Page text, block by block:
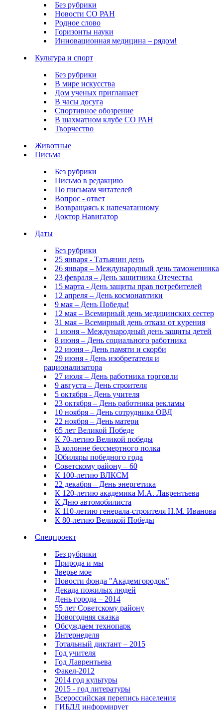
Без рубрики
Новости СО РАН
Родное слово
Горизонты науки
Инновационная медицина – рядом!
Культура и спорт
Без рубрики
В мире искусства
Дом ученых приглашает
В часы досуга
Спортивное обозрение
В шахматном клубе СО РАН
Творчество
Животные
Письма
Без рубрики
Письмо в редакцию
По письмам читателей
Вопрос - ответ
Возвращаясь к напечатанному
Доктор Навигатор
Даты
Без рубрики
25 января - Татьянин день
26 января – Международный день таможенника
23 февраля – День защитника Отечества
15 марта - День защиты прав потребителей
12 апреля – День космонавтики
9 мая – День Победы!
12 мая – Всемирный день медицинских сестер
31 мая – Всемирный день отказа от курения
1 июня – Международный день защиты детей
8 июня – День социального работника
22 июня – День памяти и скорби
29 июня - День изобретателя и
рационализатора
27 июля – День работника торговли
9 августа – День строителя
5 октября - День учителя
23 октября – День работника рекламы
10 ноября – День сотрудника ОВД
22 ноября – День матери
65 лет Великой Победе
К 70-летию Великой победы
В колонне бессмертного полка
Юбиляры победного года
Советскому району – 60
К 100-летию ВЛКСМ
22 декабря – День энергетика
К 120-летию академика М.А. Лаврентьева
К Дню автомобилиста
К 110-летию генерала-строителя Н.М. Иванова
К 80-летию Великой Победы
Спецпроект
Без рубрики
Природа и мы
Зверье мое
Новости фонда "Академгородок"
Декада пожилых людей
День города – 2014
55 лет Советскому району
Новогодняя сказка
Обсуждаем технопарк
Интернеделя
Тотальный диктант – 2015
Год учителя
Год Лаврентьева
Факел-2012
2014 год культуры
2015 - год литературы
Всероссийская перепись населения
ГИБДД информирует